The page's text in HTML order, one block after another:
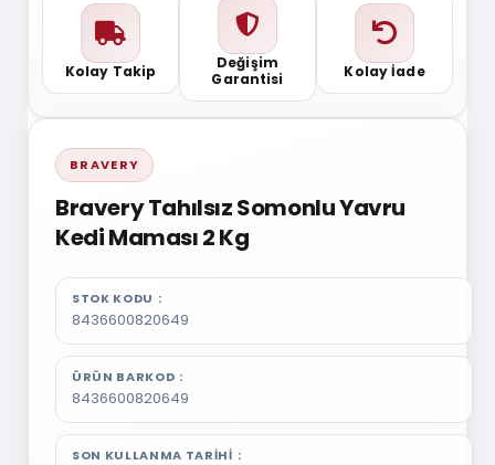
Kolay Takip
Değişim
Garantisi
Kolay İade
BRAVERY
Bravery Tahılsız Somonlu Yavru
Kedi Maması 2 Kg
STOK KODU
8436600820649
ÜRÜN BARKOD
8436600820649
SON KULLANMA TARIHI